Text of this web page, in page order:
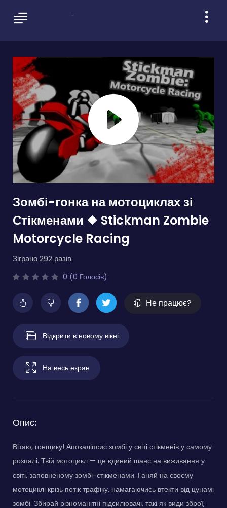
Зомбі-гонка на мотоциклах зі
Стікменами ❖ Stickman Zombie
Motorcycle Racing
Зіграно 292 разів.
0 (0 Голосів)
Не працює?
Відкрити в новому вікні
На весь екран
Опис:
Вітаю, гонщику! Апокаліпсис зомбі у світі стікменів у самому
розпалі. Твій мотоцикл — це єдиний шанс на виживання у
світі, заповненому зомбі-стікменами. Ганяй на своєму
мотоциклі крізь потік трафіку, намагаючись втекти від цунамі
зомбі. Збирай різноманітні підсилювачі, такі як види зброї,